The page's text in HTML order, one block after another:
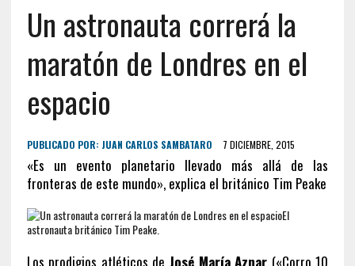
Un astronauta correrá la
maratón de Londres en el
espacio
PUBLICADO POR: JUAN CARLOS SAMBATARO 7 DICIEMBRE, 2015
«Es un evento planetario llevado más allá de las
fronteras de este mundo», explica el británico Tim Peake
El
astronauta británico Tim Peake.
Los prodigios atléticos de José María Aznar («Corro 10